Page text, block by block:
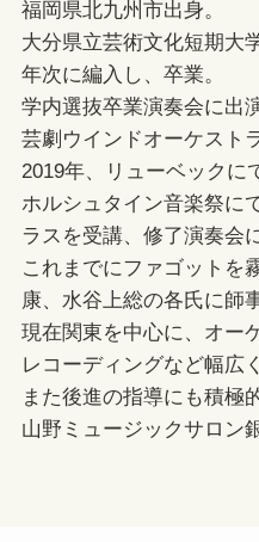
福岡県北九州市出身。
大分県立芸術文化短期大
年次に編入し、卒業。
学内選抜卒業演奏会に出
芸劇ウインドオーケスト
2019年、リューベックに
ホルシュタイン音楽祭に
ラスを受講、修了演奏会
これまでにファゴットを
康、水谷上総の各氏に師事
現在関東を中心に、オー
レコーディングなど幅広
また後進の指導にも積極
山野ミュージックサロン